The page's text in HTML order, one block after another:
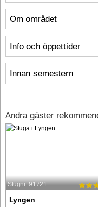
Om området
Info och öppettider
Innan semestern
Andra gäster
Stugnr: 91721
Lyngen